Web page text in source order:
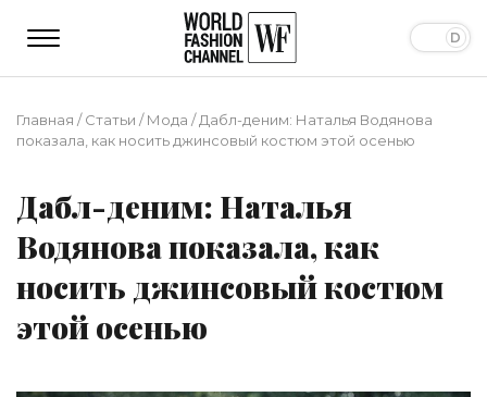
Главная /Статьи /Мода /Дабл-деним: Наталья Водянова
показала, как носить джинсовый костюм этой осенью
Дабл-деним: Наталья
Водянова показала, как
носить джинсовый костюм
этой осенью